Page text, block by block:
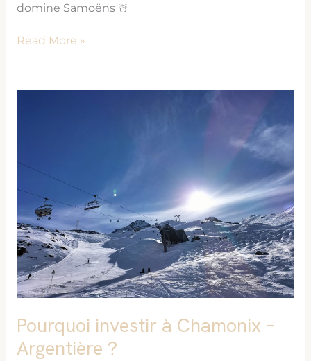
domine Samoëns ☃
Read More »
Pourquoi investir à Chamonix –
Argentière ?
Argentière
?